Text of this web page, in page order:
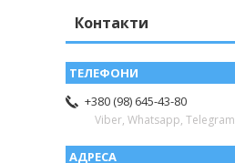
Контакти
+380 (98) 645-43-80
Viber, Whatsapp, Telegram